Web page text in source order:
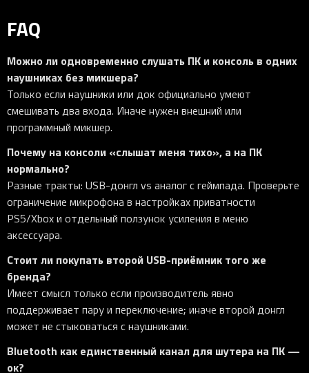
FAQ
Можно ли одновременно слушать ПК и консоль в одних
наушниках без микшера?
Только если наушники или док официально умеют
смешивать два входа. Иначе нужен внешний или
программный микшер.
Почему на консоли «слышат меня тихо», а на ПК
нормально?
Разные тракты: USB-донгл vs аналог с геймпада. Проверьте
ограничение микрофона в настройках приватности
PS5/Xbox и отдельный ползунок усиления в меню
аксессуара.
Стоит ли покупать второй USB-приёмник того же
бренда?
Имеет смысл только если производитель явно
поддерживает пару и переключение; иначе второй донгл
может не стыковаться с наушниками.
Bluetooth как единственный канал для шутера на ПК —
ок?